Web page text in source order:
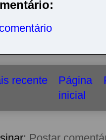
recente
Página
inicial